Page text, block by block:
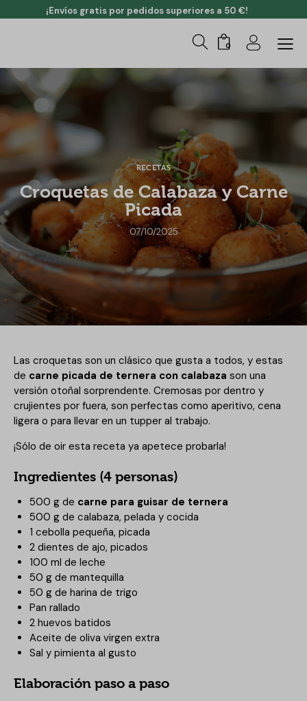
¡Envíos gratis por pedidos superiores a 50 €!
0
RECETAS
Croquetas de Calabaza y Carne
Picada
07/10/2025
Las croquetas son un clásico que gusta a todos, y estas
de carne picada de ternera con calabaza son una
versión otoñal sorprendente. Cremosas por dentro y
crujientes por fuera, son perfectas como aperitivo, cena
ligera o para llevar en un tupper al trabajo.
¡Sólo de oir esta receta ya apetece probarla!
Ingredientes (4 personas)
500 g de carne para guisar de ternera
500 g de calabaza, pelada y cocida
1 cebolla pequeña, picada
2 dientes de ajo, picados
100 ml de leche
50 g de mantequilla
50 g de harina de trigo
Pan rallado
2 huevos batidos
Aceite de oliva virgen extra
Sal y pimienta al gusto
Elaboración paso a paso